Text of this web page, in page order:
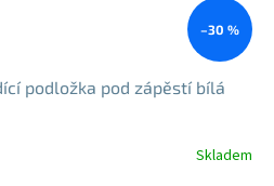
–30 %
podložka pod zápěstí bílá
Skladem